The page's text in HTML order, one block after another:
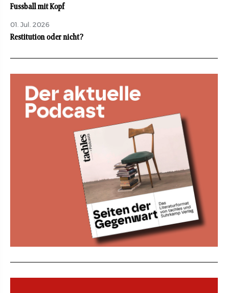
Fussball mit Kopf
01. Jul. 2026
Restitution oder nicht?